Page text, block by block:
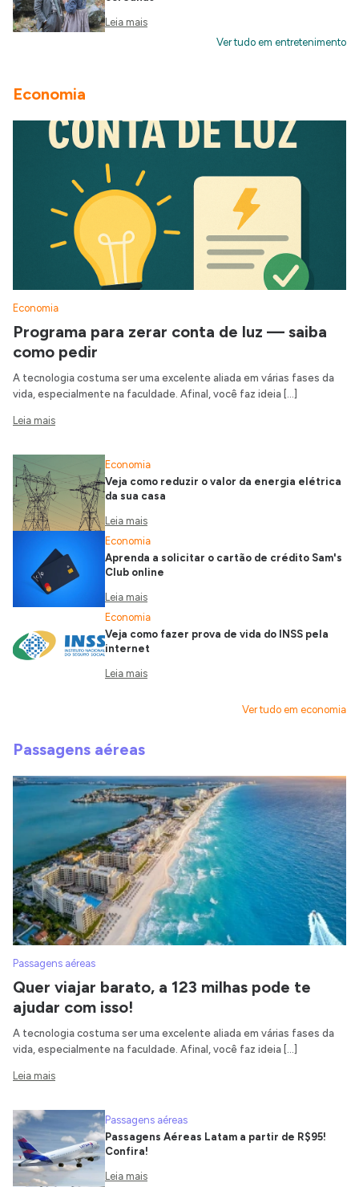
Leia mais
Ver tudo em entretenimento
Economia
Economia
Programa para zerar conta de luz — saiba
como pedir
A tecnologia costuma ser uma excelente aliada em várias fases da
vida, especialmente na faculdade. Afinal, você faz ideia […]
Leia mais
Economia
Veja como reduzir o valor da energia elétrica
da sua casa
Leia mais
Economia
Aprenda a solicitar o cartão de crédito Sam's
Club online
Leia mais
Economia
Veja como fazer prova de vida do INSS pela
internet
Leia mais
Ver tudo em economia
Passagens aéreas
Passagens aéreas
Quer viajar barato, a 123 milhas pode te
ajudar com isso!
A tecnologia costuma ser uma excelente aliada em várias fases da
vida, especialmente na faculdade. Afinal, você faz ideia […]
Leia mais
Passagens aéreas
Passagens Aéreas Latam a partir de R$95!
Confira!
Leia mais